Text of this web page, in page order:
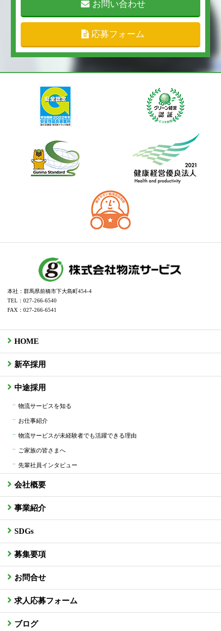
お問い合わせ
応募フォーム
本社：群馬県前橋市下大島町454-4
TEL：027-266-6540
FAX：027-266-6541
HOME
新卒採用
中途採用
物流サービスを知る
お仕事紹介
物流サービスが未経験者でも活躍できる理由
ご家族の皆さまへ
先輩社員インタビュー
会社概要
事業紹介
SDGs
募集要項
お問合せ
求人応募フォーム
ブログ